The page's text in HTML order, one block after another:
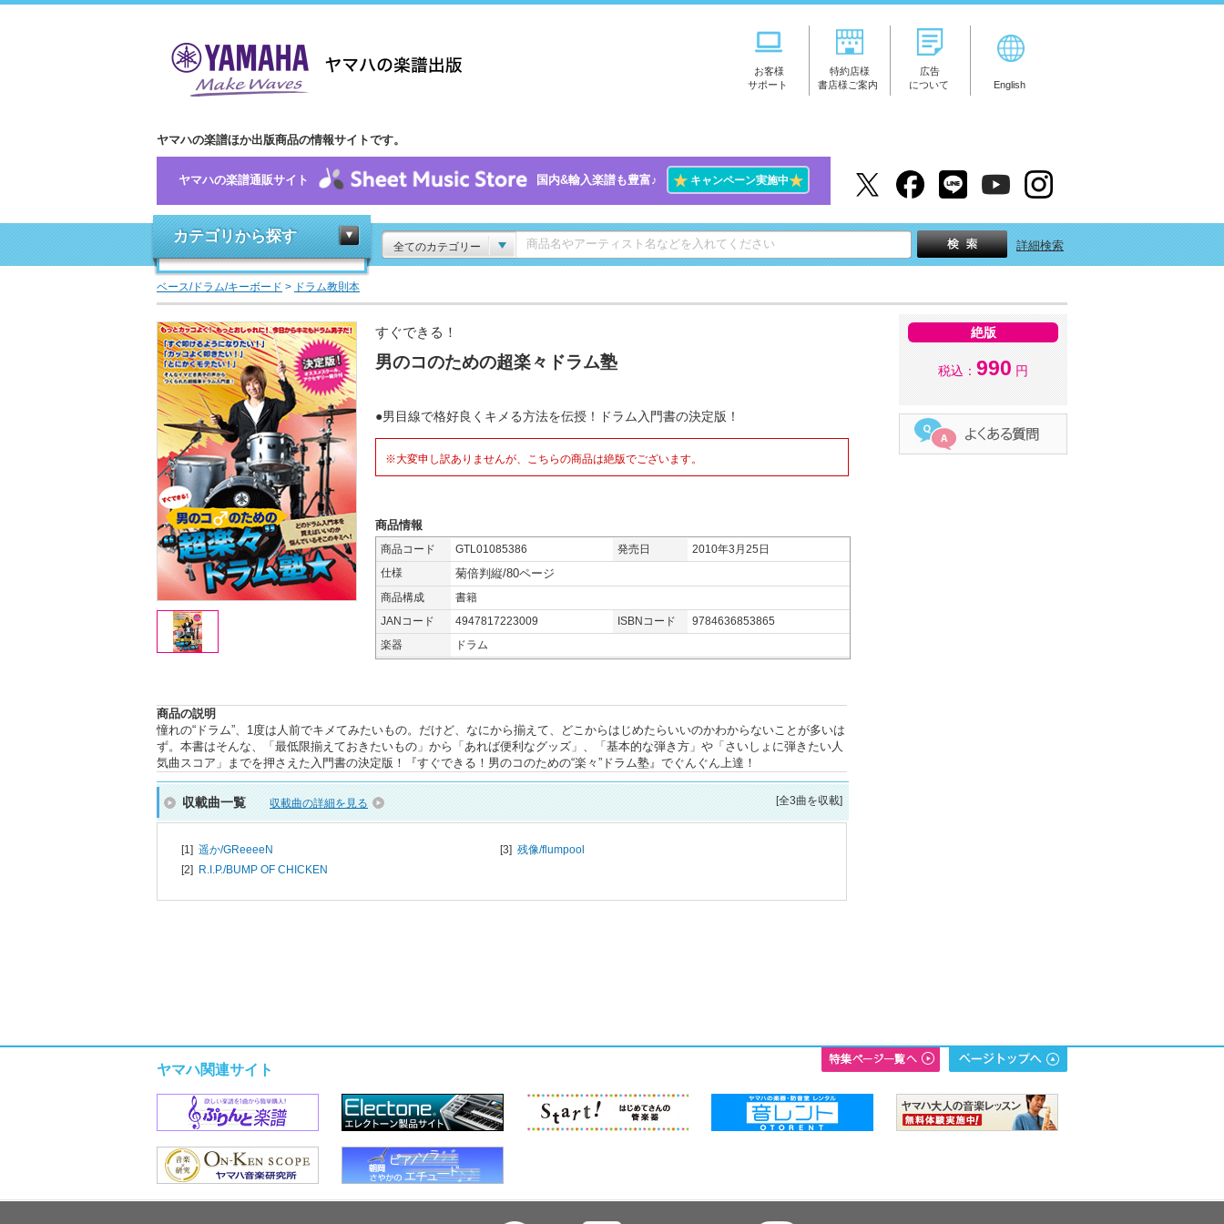
お客様
サポート
特約店様
書店様ご案内
広告
について
English
ヤマハの楽譜ほか出版商品の情報サイトです。
ヤマハの楽譜通販サイト 国内&輸入楽譜も豊富♪ ★キャンペーン実施中★
カテゴリから探す
全てのカテゴリー 詳細検索
ベース/ドラム/キーボード > ドラム教則本
すぐできる！
男のコのための超楽々ドラム塾
●男目線で格好良くキメる方法を伝授！ドラム入門書の決定版！
※大変申し訳ありませんが、こちらの商品は絶版でございます。
商品情報
商品コード GTL01085386 発売日
2010年3月25日
仕様
菊倍判縦/80ページ
商品構成
書籍
JANコード
4947817223009 ISBNコード
9784636853865
楽器
ドラム
商品の説明
憧れの“ドラム”、1度は人前でキメてみたいもの。だけど、なにから揃えて、どこからはじめたらいいのかわからないことが多いは
ず。本書はそんな、「最低限揃えておきたいもの」から「あれば便利なグッズ」、「基本的な弾き方」や「さいしょに弾きたい人
気曲スコア」までを押さえた入門書の決定版！『すぐできる！男のコのための“楽々”ドラム塾』でぐんぐん上達！
収載曲一覧 収載曲の詳細を見る [全3曲を収載]
[1] 遥か/GReeeeN
[2] R.I.P./BUMP OF CHICKEN
[3] 残像/flumpool
絶版
税込： 990 円
ヤマハ関連サイト